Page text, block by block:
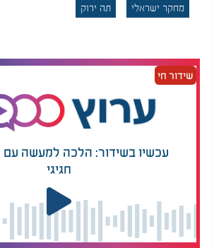
עם זאת, הצטברו עדויות ממקרים
על אנשים שחלו בדלקת בכבד לאחר
עוד הוא הוסיף: "רק לאחרונה נתקלנו
חודש הדרדר למצב שבו נדרש לעבור
זוהי רק דוגמא נוספת לכך שאנשים
המוצרים הללו צריכים להיות ערים
סיבוכים ולהתייעץ עם הרופא המשפחה
סימפטומים חשודים".
מחקר ישראלי תה ירוק
שידור חי
עכשיו בשידור: הלכה למעשה עם
חגיגי